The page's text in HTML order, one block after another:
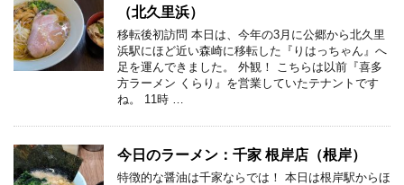
（北久里浜）
移転後初訪問 本日は、今年の3月に公郷から北久里
浜駅にほど近い森崎に移転した『りはっちゃん』へ
足を運んできました。 外観！ こちらは以前『喜多
方ラーメン くらり』を営業していたテナントです
ね。 11時 …
今日のラーメン：千家 根岸店（根岸）
特徴的な醤油は千家ならでは！ 本日は根岸駅からほ